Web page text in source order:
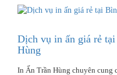
Dịch vụ in ấn giá rẻ
Hùng
In Ấn Trần Hùng chuyên cung